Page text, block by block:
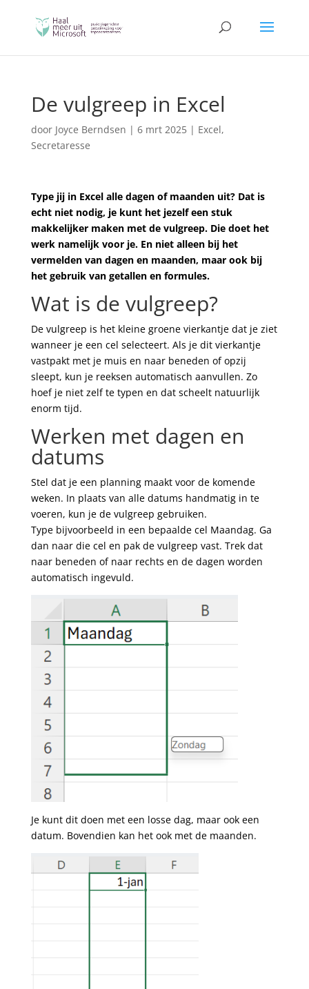
De vulgreep in Excel
door Joyce Berndsen | 6 mrt 2025| Excel,
Secretaresse
Type jij in Excel alle dagen of maanden uit? Dat is
echt niet nodig, je kunt het jezelf een stuk
makkelijker maken met de vulgreep. Die doet het
werk namelijk voor je. En niet alleen bij het
vermelden van dagen en maanden, maar ook bij
het gebruik van getallen en formules.
Wat is de vulgreep?
De vulgreep is het kleine groene vierkantje dat je ziet
wanneer je een cel selecteert. Als je dit vierkantje
vastpakt met je muis en naar beneden of opzij
sleept, kun je reeksen automatisch aanvullen. Zo
hoef je niet zelf te typen en dat scheelt natuurlijk
enorm tijd.
Werken met dagen en
datums
Stel dat je een planning maakt voor de komende
weken. In plaats van alle datums handmatig in te
voeren, kun je de vulgreep gebruiken.
Type bijvoorbeeld in een bepaalde cel Maandag. Ga
dan naar die cel en pak de vulgreep vast. Trek dat
naar beneden of naar rechts en de dagen worden
automatisch ingevuld.
Je kunt dit doen met een losse dag, maar ook een
datum. Bovendien kan het ook met de maanden.